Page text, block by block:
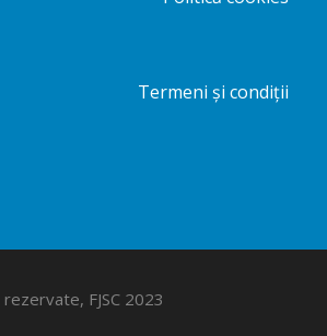
Termeni și condiții
FJSC 2023